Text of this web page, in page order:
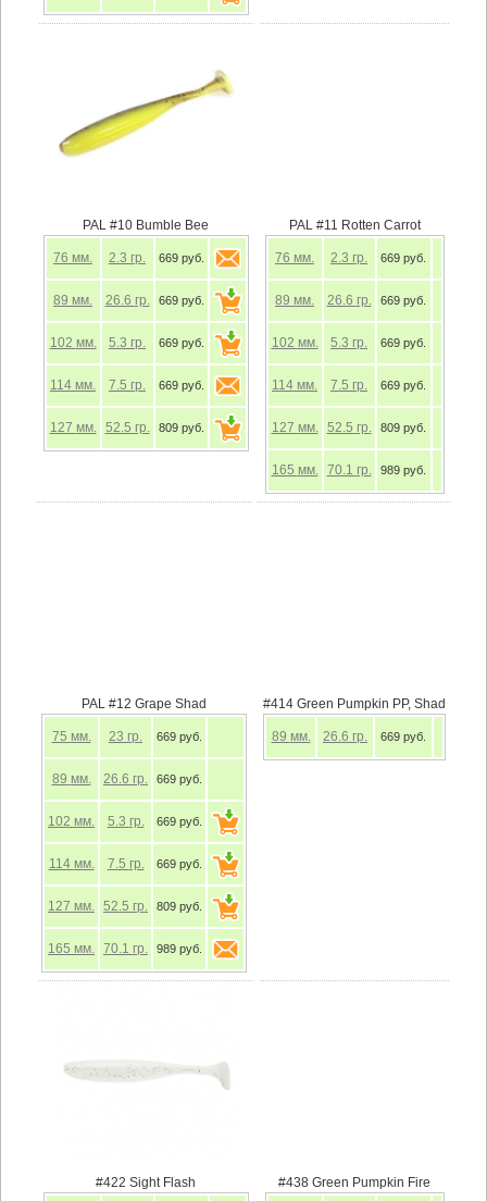
PAL #10 Bumble Bee
76 мм. 2.3 гр. 669 руб.
89 мм. 26.6 гр. 669 руб.
102 мм. 5.3 гр. 669 руб.
114 мм. 7.5 гр. 669 руб.
127 мм. 52.5 гр. 809 руб.
PAL #11 Rotten Carrot
76 мм. 2.3 гр. 669 руб.
89 мм. 26.6 гр. 669 руб.
102 мм. 5.3 гр. 669 руб.
114 мм. 7.5 гр. 669 руб.
127 мм. 52.5 гр. 809 руб.
165 мм. 70.1 гр. 989 руб.
PAL #12 Grape Shad
75 мм. 23 гр. 669 руб.
89 мм. 26.6 гр. 669 руб.
102 мм. 5.3 гр. 669 руб.
114 мм. 7.5 гр. 669 руб.
127 мм. 52.5 гр. 809 руб.
165 мм. 70.1 гр. 989 руб.
#414 Green Pumpkin PP, Shad
89 мм. 26.6 гр. 669 руб.
#422 Sight Flash #438 Green Pumpkin Fire